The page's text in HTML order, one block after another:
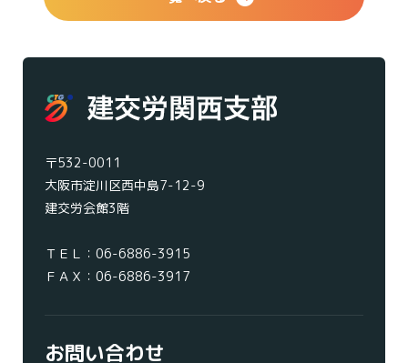
〒532-0011
大阪市淀川区西中島7-12-9
建交労会館3階
ＴＥＬ： 06-6886-3915
ＦＡＸ：06-6886-3917
お問い合わせ